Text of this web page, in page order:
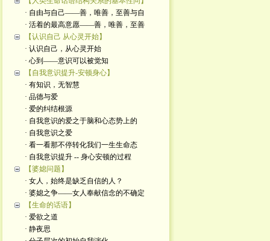
· 自由与自己——善，唯善，至善与自
· 活着的最高意愿——善，唯善，至善
【认识自己 从心灵开始】
· 认识自己，从心灵开始
· 心到——意识可以被觉知
【自我意识提升-安顿身心】
· 有知识，无智慧
· 品德与爱
· 爱的纠结根源
· 自我意识的爱之于脑和心态势上的
· 自我意识之爱
· 看一看那不停转化我们一生生命态
· 自我意识提升 -- 身心安顿的过程
【婆媳问题】
· 女人，始终是缺乏自信的人？
· 婆媳之争——女人奉献信念的不确定
【生命的话语】
· 爱欲之道
· 静夜思